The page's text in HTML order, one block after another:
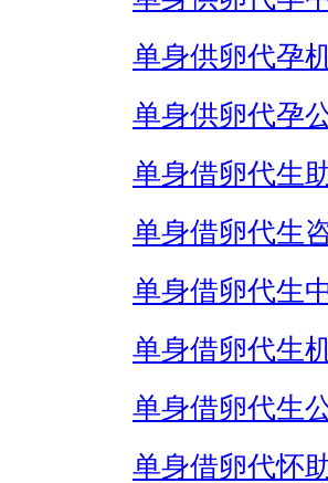
单身供卵代孕
单身供卵代孕
单身借卵代生
单身借卵代生
单身借卵代生
单身借卵代生
单身借卵代生
单身借卵代怀